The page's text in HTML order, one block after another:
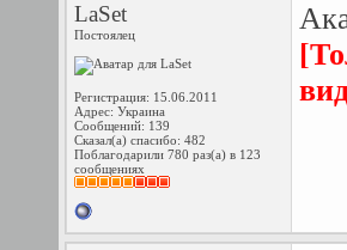
LaSet
Постоялец
Регистрация: 15.06.2011
Адрес: Украина
Сообщений: 139
Сказал(а) спасибо: 482
Поблагодарили 780 раз(а) в 123
сообщениях